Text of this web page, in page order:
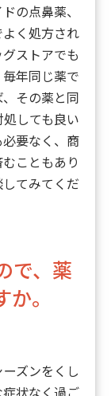
の点鼻薬、
く処方され
ストアでも
年同じ薬で
その薬と同
しても良い
要なく、商
こともあり
てみてくだ
で、薬
。
ズンをくし
状なく過ご